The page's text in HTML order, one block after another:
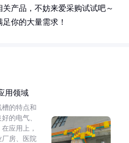
产品，不妨来爱采购试试吧～
你的大量需求！
用领域
的特点和
的电气、
应用上，
厂房、医院